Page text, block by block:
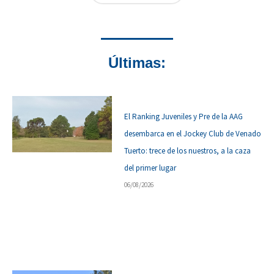
Últimas:
El Ranking Juveniles y Pre de la AAG
desembarca en el Jockey Club de Venado
Tuerto: trece de los nuestros, a la caza
del primer lugar
06/08/2026